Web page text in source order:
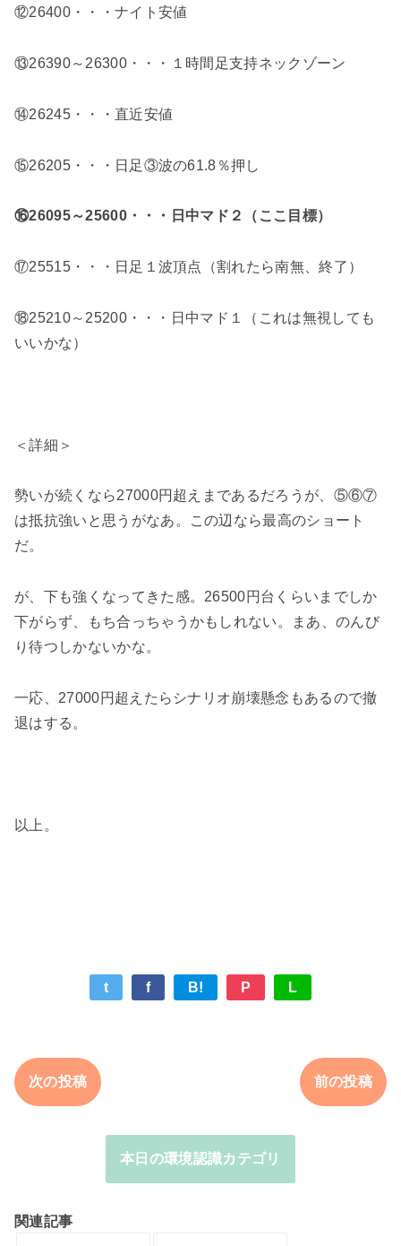
⑫26400・・・ナイト安値
⑬26390～26300・・・１時間足支持ネックゾーン
⑭26245・・・直近安値
⑮26205・・・日足③波の61.8％押し
⑯26095～25600・・・日中マド２（ここ目標）
⑰25515・・・日足１波頂点（割れたら南無、終了）
⑱25210～25200・・・日中マド１（これは無視しても
いいかな）
＜詳細＞
勢いが続くなら27000円超えまであるだろうが、⑤⑥⑦
は抵抗強いと思うがなあ。この辺なら最高のショート
だ。
が、下も強くなってきた感。26500円台くらいまでしか
下がらず、もち合っちゃうかもしれない。まあ、のんび
り待つしかないかな。
一応、27000円超えたらシナリオ崩壊懸念もあるので撤
退はする。
以上。
t f B! P L
次の投稿 前の投稿
本日の環境認識カテゴリ
関連記事